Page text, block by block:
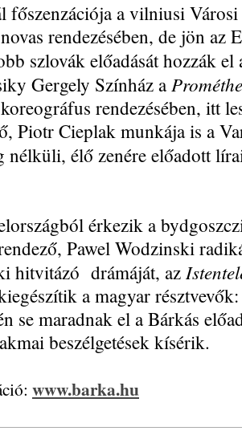
főszenzációja a vilniusi
rendezésében, de jön az
szlovák előadását hozzák el
Gergely Színház a
rendezésében, itt
Piotr Cieplak munkája is a
nélküli, élő zenére előadott
érkezik a
Pawel Wodzinski
hitvitázó drámáját, az
a magyar
se maradnak el a Bárkás
beszélgetések kísérik.
www.barka.hu